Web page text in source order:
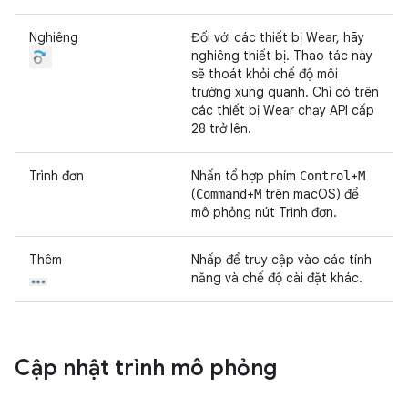
Nghiêng
Đối với các thiết bị Wear, hãy
nghiêng thiết bị. Thao tác này
sẽ thoát khỏi chế độ môi
trường xung quanh. Chỉ có trên
các thiết bị Wear chạy API cấp
28 trở lên.
Trình đơn Nhấn tổ hợp phím Control +M
(Command+M trên macOS) để
mô phỏng nút Trình đơn.
Thêm
Nhấp để truy cập vào các tính
năng và chế độ cài đặt khác.
Cập nhật trình mô phỏng